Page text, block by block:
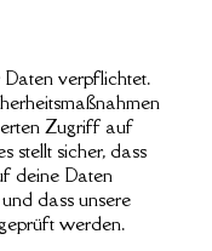
verpflichtet.
Zugriff auf
stellt sicher, dass
deine Daten
dass unsere
werden.